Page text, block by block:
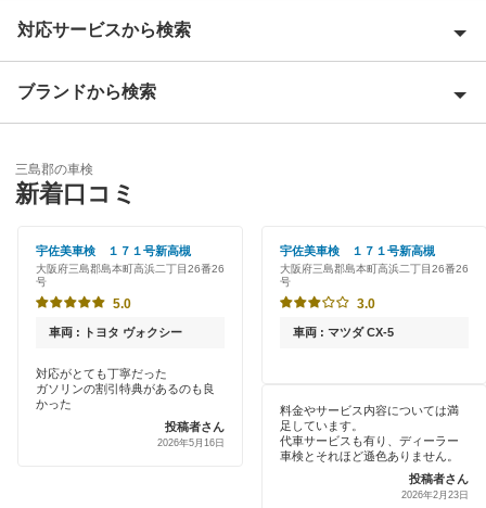
池田市
泉佐野市
和泉市
茨木市
大阪狭山市
貝塚市
柏原市
交野市
対応サービスから検索
Award 受賞店
特典あり
クレジットカードOK
引取り・納車あり
ブランドから検索
オートバックス
宇佐美車検
車検のコバック
キグナス車検
上原B-cle車検
三島郡の車検
新着口コミ
宇佐美車検 １７１号新高槻
大阪府三島郡島本町高浜二丁目26番26
号
5.0
車両 : トヨタ ヴォクシー
対応がとても丁寧だった
ガソリンの割引特典があるのも良
かった
投稿者さん
2026年5月16日
宇佐美車検 １７１号新高槻
大阪府三島郡島本町高浜二丁目26番26
号
3.0
車両 : マツダ CX-5
料金やサービス内容については満
足しています。
代車サービスも有り、ディーラー
車検とそれほど遜色ありません。
投稿者さん
2026年2月23日